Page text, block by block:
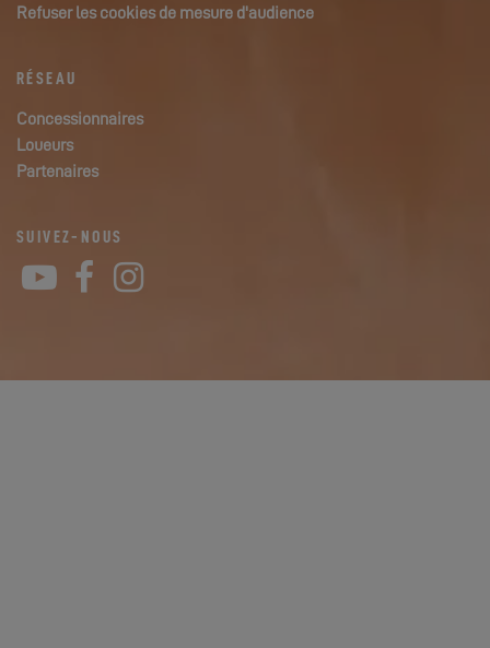
Refuser les cookies de mesure d'audience
RÉSEAU
Concessionnaires
Loueurs
Partenaires
SUIVEZ-NOUS
YouTube
Facebook
Instagram